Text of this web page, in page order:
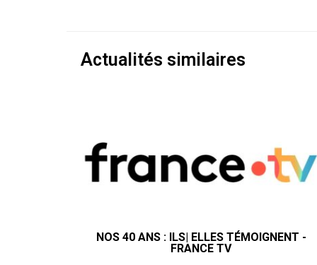
Actualités similaires
NOS 40 ANS : ILS| ELLES TÉMOIGNENT -
FRANCE TV